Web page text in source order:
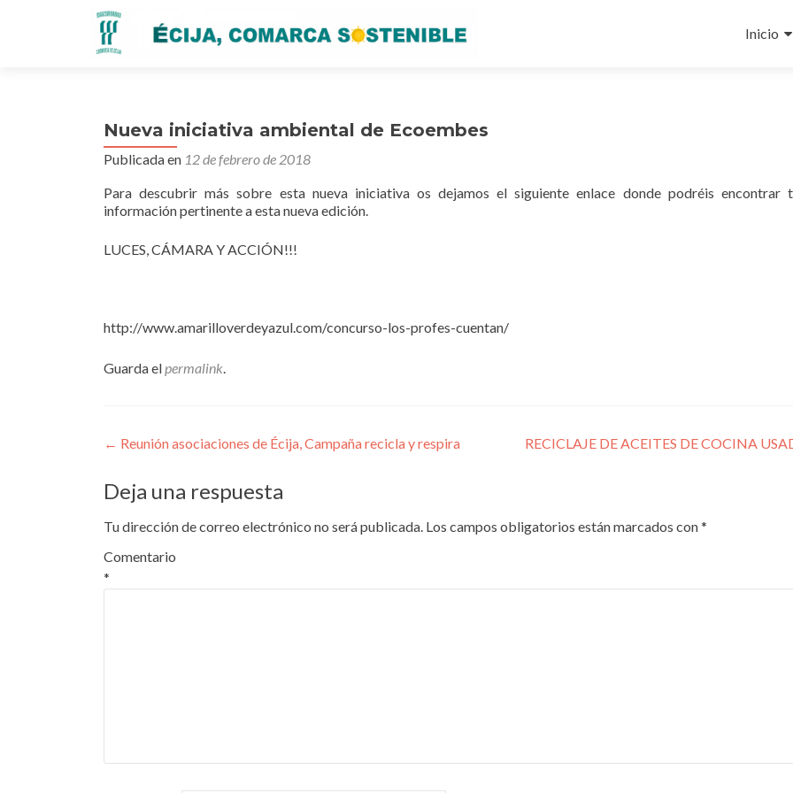
al
Inicio
Nueva iniciativa ambiental de Ecoembes
Publicada en 12 de febrero de 2018
Para descubrir más sobre esta nueva iniciativa os dejamos el siguiente enlace donde podréis encontrar
información pertinente a esta nueva edición.
LUCES, CÁMARA Y ACCIÓN!!!
http://www.amarilloverdeyazul.com/concurso-los-profes-cuentan/
Guarda elpermalink.
Navegación
de
entradas
← Reunión asociaciones de Écija, Campaña recicla y respira RECICLAJE DE ACEITES DE COCINA
Deja una respuesta
Tu dirección de correo electrónico no será publicada. Los campos obligatorios están marcados con*
Comentario
*